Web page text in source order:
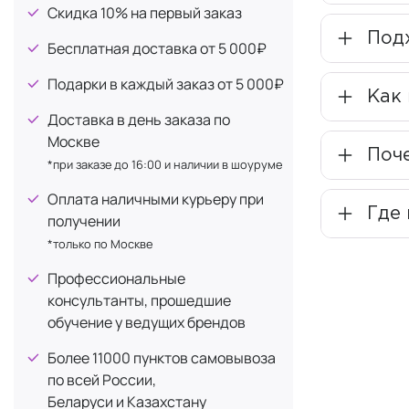
Хлорелла
Экстракт огурца +2
Скидка 10% на первый заказ
Бесплатная доставка от 5 000₽
Подарки в каждый заказ от 5 000₽
Доставка в день заказа по
Москве
*при заказе до 16:00 и наличии в шоуруме
Оплата наличными курьеру при
получении
*только по Москве
Профессиональные
консультанты, прошедшие
обучение у ведущих брендов
Более 11000 пунктов самовывоза
по всей России,
Беларуси и Казахстану
влаги
Как
Где